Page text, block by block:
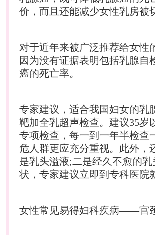
价，而且还能减少女性乳房被
对于近年来被广泛推荐给女性
因为没有证据表明包括乳腺
癌的死亡率。
专家建议，适合我国妇女的乳
靶加全乳超声检查。建议35岁
专项检查，每一到一年半检查
危人群更应充分重视。此外，
是乳头溢液;二是经久不愈的
状，专家建议立即到专科医院
女性常见易得妇科疾病——宫